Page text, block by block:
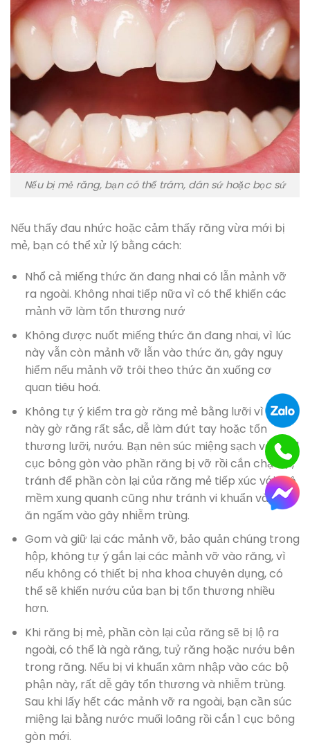
Nếu bị mẻ răng, bạn có thể trám, dán sứ hoặc bọc sứ
Nếu thấy đau nhức hoặc cảm thấy răng vừa mới bị
mẻ, bạn có thể xử lý bằng cách:
Nhổ cả miếng thức ăn đang nhai có lẫn mảnh vỡ
ra ngoài. Không nhai tiếp nữa vì có thể khiến các
mảnh vỡ làm tổn thương nướ
Không được nuốt miếng thức ăn đang nhai, vì lúc
này vẫn còn mảnh vỡ lẫn vào thức ăn, gây nguy
hiểm nếu mảnh vỡ trôi theo thức ăn xuống cơ
quan tiêu hoá.
Không tự ý kiểm tra gờ răng mẻ bằng lưỡi vì lúc
này gờ răng rất sắc, dễ làm đứt tay hoặc tổn
thương lưỡi, nướu. Bạn nên súc miệng sạch và đặt 1
cục bông gòn vào phần răng bị vỡ rồi cắn chặt lại,
tránh để phần còn lại của răng mẻ tiếp xúc với mô
mềm xung quanh cũng như tránh vi khuẩn và thức
ăn ngấm vào gây nhiễm trùng.
Gom và giữ lại các mảnh vỡ, bảo quản chúng trong
hộp, không tự ý gắn lại các mảnh vỡ vào răng, vì
nếu không có thiết bị nha khoa chuyên dụng, có
thể sẽ khiến nướu của bạn bị tổn thương nhiều
hơn.
Khi răng bị mẻ, phần còn lại của răng sẽ bị lộ ra
ngoài, có thể là ngà răng, tuỷ răng hoặc nướu bên
trong răng. Nếu bị vi khuẩn xâm nhập vào các bộ
phận này, rất dễ gây tổn thương và nhiễm trùng.
Sau khi lấy hết các mảnh vỡ ra ngoài, bạn cần súc
miệng lại bằng nước muối loãng rồi cắn 1 cục bông
gòn mới.